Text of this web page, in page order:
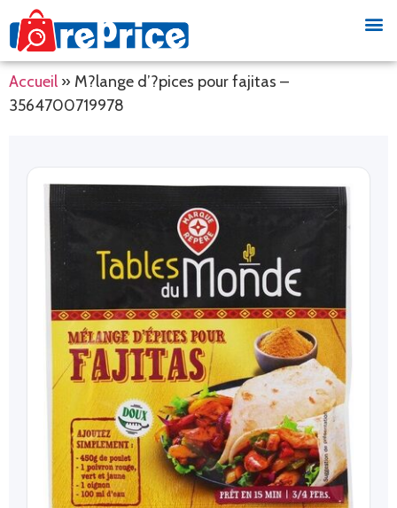
Accueil » M?lange d’?pices pour fajitas –
3564700719978